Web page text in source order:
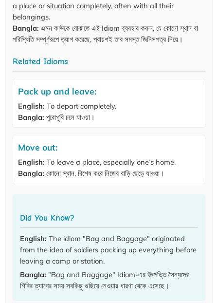
a place or situation completely, often with all their
belongings.
Bangla: এমন কাউকে বোঝাতে এই Idiom ব্যবহার করুন, যে কোনো স্থান বা
পরিস্থিতি সম্পূর্ণরূপে ত্যাগ করেছে, প্রায়শই তার সমস্ত জিনিসপত্র নিয়ে।
Related Idioms
Pack up and leave:
English: To depart completely.
Bangla: পুরোপুরি চলে যাওয়া।
Move out:
English: To leave a place, especially one’s home.
Bangla: কোনো স্থান, বিশেষ করে নিজের বাড়ি ছেড়ে যাওয়া।
Did You Know?
English: The idiom "Bag and Baggage" originated
from the idea of soldiers packing up everything before
leaving a camp or station.
Bangla: "Bag and Baggage" Idiom-এর উৎপত্তি সৈন্যদের
শিবির ত্যাগের সময় সবকিছু গুছিয়ে নেওয়ার ধারণা থেকে এসেছে।